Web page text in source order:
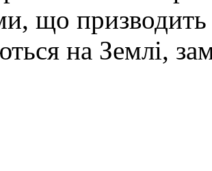
що
на Землі,